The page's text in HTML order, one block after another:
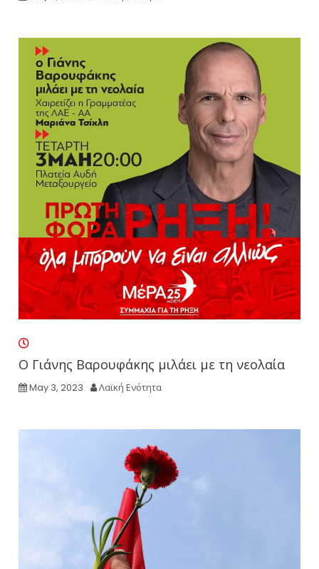
Ο Γιάνης Βαρουφάκης μιλάει με τη νεολαία
May 3, 2023 Λαϊκή Ενότητα